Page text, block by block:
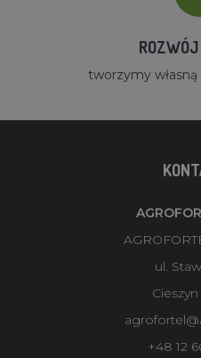
tworzymy
ul.
+48 12